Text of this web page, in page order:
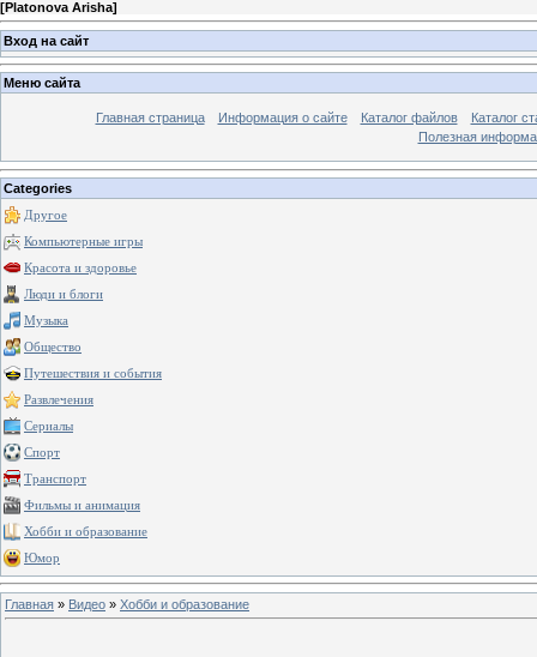
[Platonova Arisha]
Вход на сайт
Меню сайта
Главная страница Информация о сайте Каталог файлов
Каталог
Полезная
Categories
Другое
Компьютерные игры
Красота и здоровье
Люди и блоги
Музыка
Общество
Путешествия и события
Развлечения
Сериалы
Спорт
Транспорт
Фильмы и анимация
Хобби и образование
Юмор
Главная » Видео » Хобби и образование